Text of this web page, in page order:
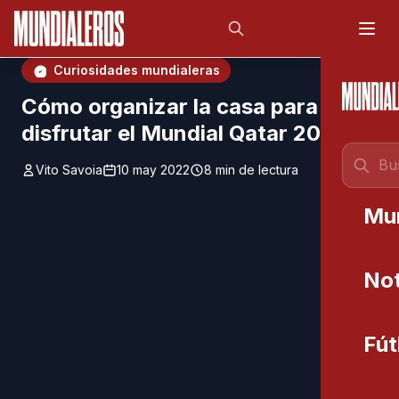
Saltar al contenido principal
Curiosidades mundialeras
Cómo organizar la casa para
disfrutar el Mundial Qatar 2022
Vito Savoia 10 may 2022 8 min de lectura